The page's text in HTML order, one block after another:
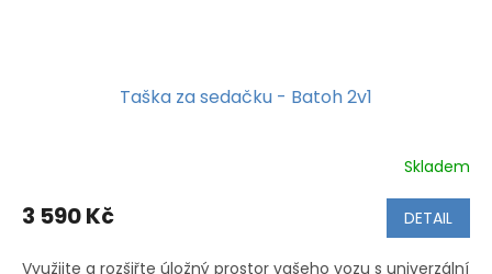
Taška za sedačku - Batoh 2v1
produktu
Skladem
3 590 Kč DETAIL
Využijte a rozšiřte úložný prostor vašeho vozu s univerzální